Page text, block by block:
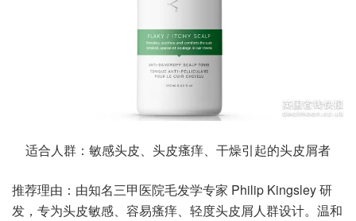
适合人群：敏感头皮、头皮瘙痒、干燥引起的头皮屑者
推荐理由：由知名三甲医院毛发学专家 Philip Kingsley 研
发，专为头皮敏感、容易瘙痒、轻度头皮屑人群设计。温和